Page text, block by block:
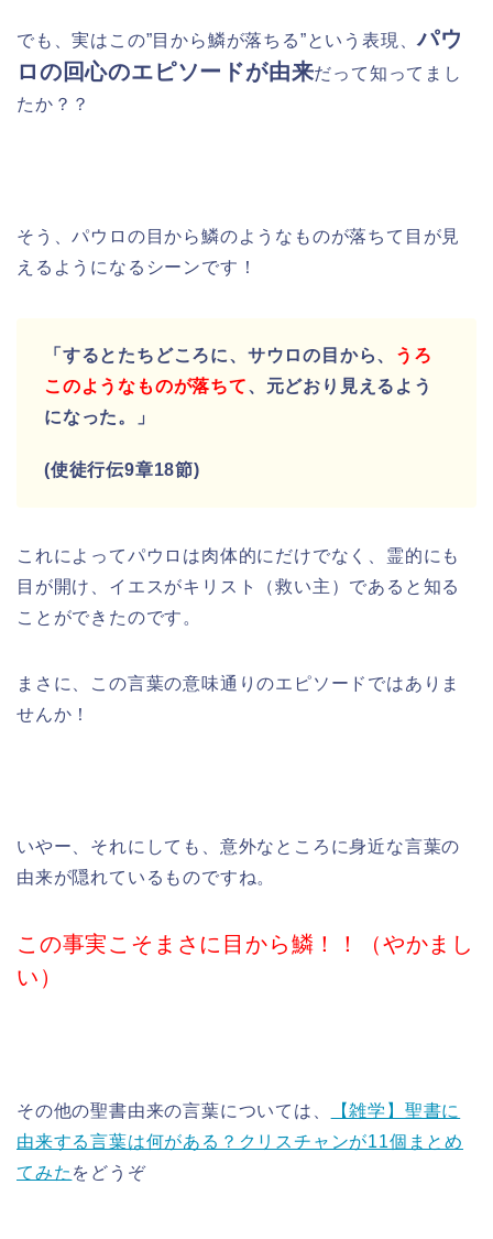
でも、実はこの”目から鱗が落ちる”という表現、パウ
ロの回心のエピソードが由来だって知ってまし
たか？？
そう、パウロの目から鱗のようなものが落ちて目が見
えるようになるシーンです！
「するとたちどころに、サウロの目から、
うろ
このようなものが落ちて、元どおり見えるよう
になった。」
(使徒行伝9章18節)
これによってパウロは肉体的にだけでなく、霊的にも
目が開け、イエスがキリスト（救い主）であると知る
ことができたのです。
まさに、この言葉の意味通りのエピソードではありま
せんか！
いやー、それにしても、意外なところに身近な言葉の
由来が隠れているものですね。
この事実こそまさに目から鱗！！（やかまし
い）
その他の聖書由来の言葉については、
【雑学】聖書に
由来する言葉は何がある？クリスチャンが11個まとめ
てみた をどうぞ